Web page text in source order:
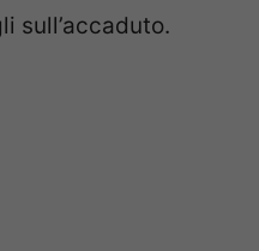
sull’accaduto.